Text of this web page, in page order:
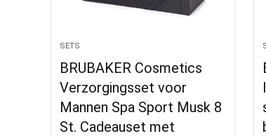
SETS
BRUBAKER Cosmetics
Verzorgingsset voor
Mannen Spa Sport Musk 8
St. Cadeauset met